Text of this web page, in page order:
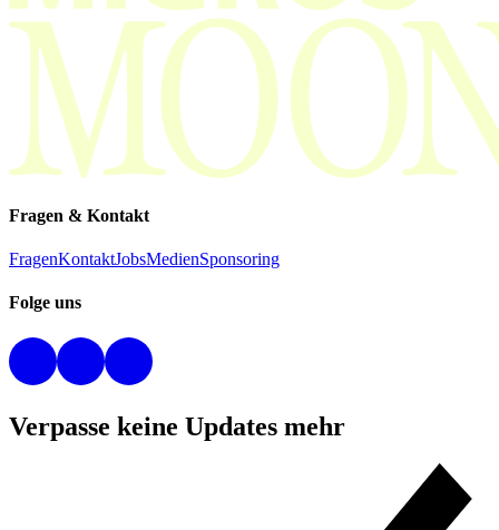
Fragen & Kontakt
FragenKontaktJobsMedienSponsoring
Folge uns
Verpasse keine Updates mehr